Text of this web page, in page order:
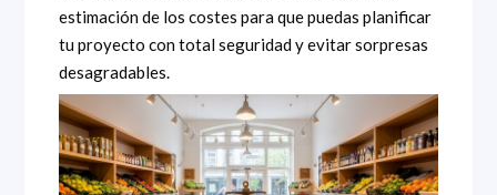
estimación de los costes para que puedas planificar
tu proyecto con total seguridad y evitar sorpresas
desagradables.